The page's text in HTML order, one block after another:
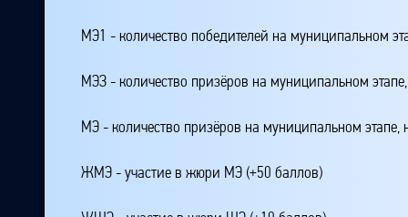
МЭ1 - количество победителей на муниципальном
МЭЗ - количество призёров на муниципальном
МЭ - количество призёров на муниципальном
ЖМЭ - участие в жюри МЭ (+50 баллов)